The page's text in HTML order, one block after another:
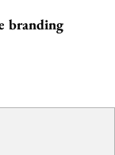
branding